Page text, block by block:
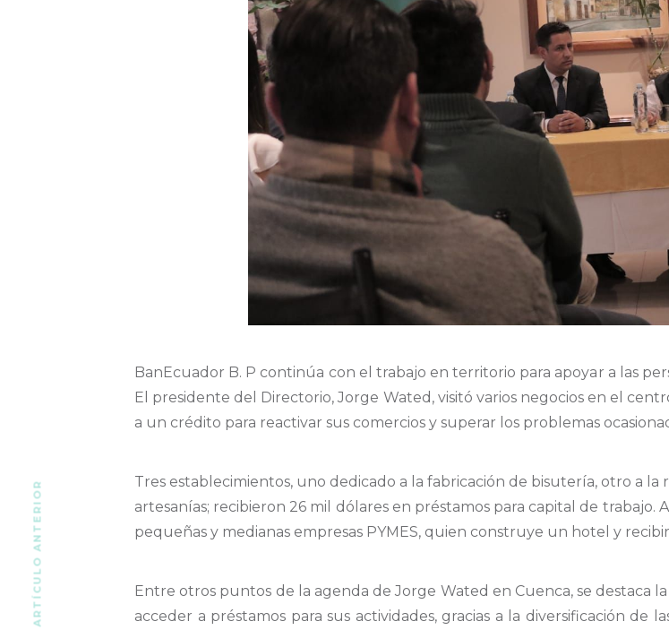
BanEcuador B. P continúa con el trabajo en territorio para apoyar a las
El presidente del Directorio, Jorge Wated, visitó varios negocios en el
a un crédito para reactivar sus comercios y superar los problemas
Tres establecimientos, uno dedicado a la fabricación de bisutería, otro a
artesanías; recibieron 26 mil dólares en préstamos para capital de
pequeñas y medianas empresas PYMES, quien construye un hotel y
Entre otros puntos de la agenda de Jorge Wated en Cuenca, se destaca
acceder a préstamos para sus actividades, gracias a la diversificación
ARTÍCULO ANTERIOR